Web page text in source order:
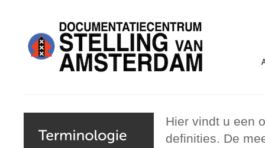
Hier vindt u een
definities. De